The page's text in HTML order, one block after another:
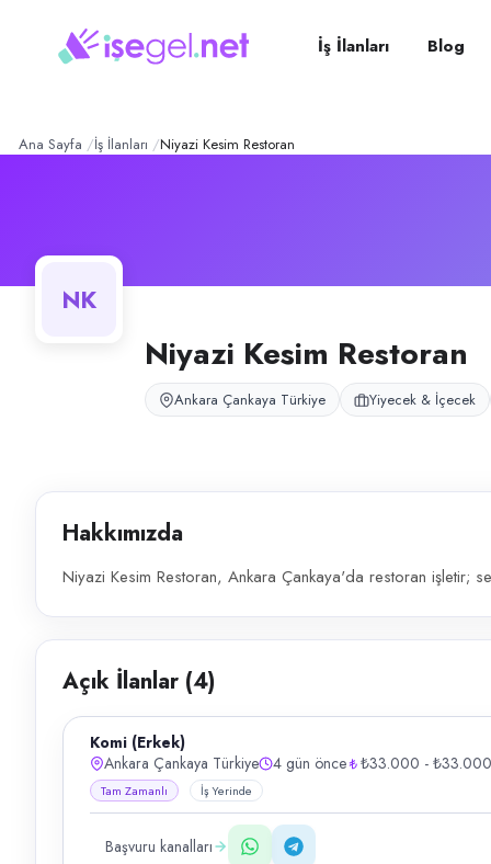
Kesim Restoran –
Niyazi Kesim Restoran, Ankara Çankaya'da restoran işletir; servis
pozisyonlar
Komi (Erkek)
Komi (Bay)
İş İlanları Blog
Ana Sayfa İş İlanları Niyazi Kesim Restoran
NK
Niyazi Kesim Restoran
Ankara Çankaya Türkiye Yiyecek & İçecek
Hakkımızda
Niyazi Kesim Restoran, Ankara Çankaya'da restoran işletir;
Açık İlanlar (4)
Komi (Erkek)
Ankara Çankaya Türkiye
4 gün önce ₺33.000 - ₺33.000
Tam Zamanlı İş Yerinde
Başvuru kanalları